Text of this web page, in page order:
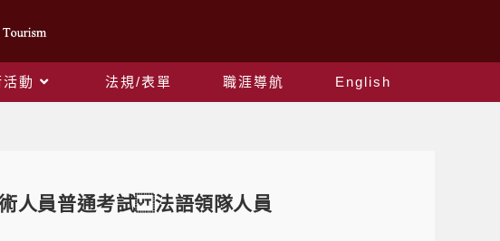
動 法規/表單 職涯導航
English
人員普通考試 法語領隊人員